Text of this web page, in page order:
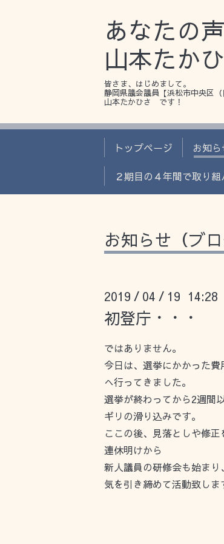
あなたの
山本たか
皆さま、はじめまして。
静岡県議会議員【浜松市中央区（
山本たかひさ です！
トップページ お知ら
２期目の４年間で取り
お知らせ（ブロ
2019 / 04 / 19 14:28
初登庁・・・
ではありません。
今日は、選挙にかかった
へ行ってきました。
選挙が終わってから2週間
ギリの滑り込みです。
ここの後、見落としや修正
連休明けから
新人議員の研修会も始まり
気を引き締めて活動致しま